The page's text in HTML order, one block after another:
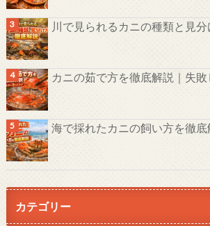
川で見られるカニの種類と見
カニの茹で方を徹底解説｜失
海で採れたカニの飼い方を徹底
カテゴリー